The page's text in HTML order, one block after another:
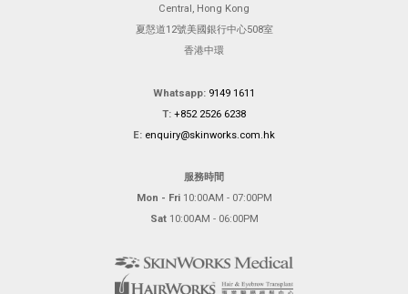
Central, Hong Kong
夏慤道12號美國銀行中心508室
香港中環
Whatsapp: 9149 1611
T: +852 2526 6238
E: enquiry@skinworks.com.hk
服務時間
Mon - Fri10:00AM - 07:00PM
Sat10:00AM - 06:00PM